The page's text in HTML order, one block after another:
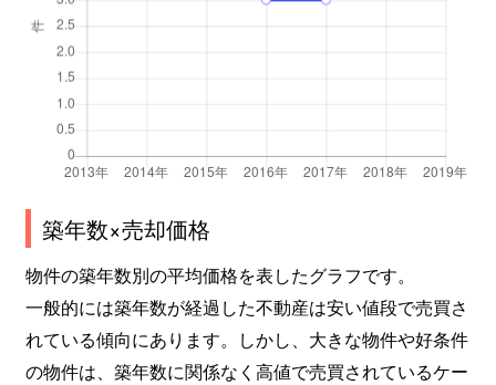
築年数×売却価格
物件の築年数別の平均価格を表したグラフです。
一般的には築年数が経過した不動産は安い値段で売買さ
れている傾向にあります。しかし、大きな物件や好条件
の物件は、築年数に関係なく高値で売買されているケー